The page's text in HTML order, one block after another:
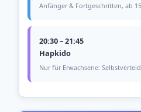
Anfänger & Fortgeschritten, ab
20:30 – 21:45
Hapkido
Nur für Erwachsene: